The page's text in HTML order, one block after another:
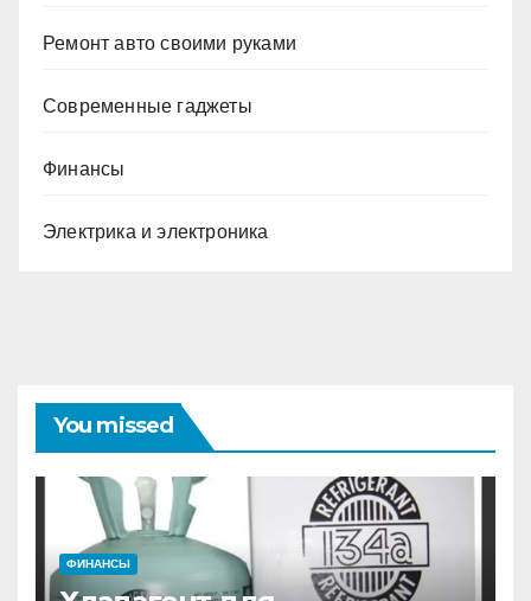
Ремонт авто своими руками
Современные гаджеты
Финансы
Электрика и электроника
You missed
ФИНАНСЫ